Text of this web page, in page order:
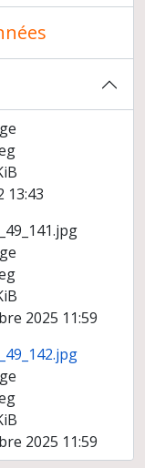
13:43
2025 11:59
2025 11:59